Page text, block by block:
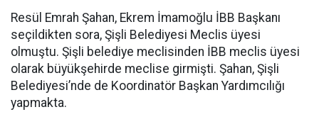
Resül Emrah Şahan, Ekrem İmamoğlu İBB Başkanı
seçildikten sora, Şişli Belediyesi Meclis üyesi
olmuştu. Şişli belediye meclisinden İBB meclis üyesi
olarak büyükşehirde meclise girmişti. Şahan, Şişli
Belediyesi’nde de Koordinatör Başkan Yardımcılığı
yapmakta.